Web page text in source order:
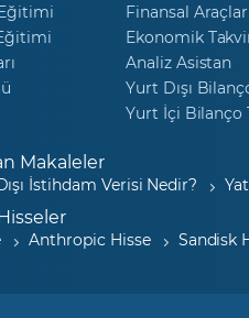
Finansal Araçlar
Ekonomik
Analiz Asistan
Yurt Dışı
Yurt İçi Bilanço
Makaleler
İstihdam Verisi Nedir?
Anthropic Hisse Sandisk